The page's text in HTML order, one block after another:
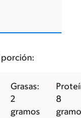
porción:
Grasas:
2
gramos
8